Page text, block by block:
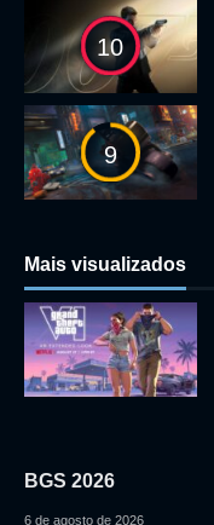
10
9
Mais visualizados
BGS 2026
6 de agosto de 2026